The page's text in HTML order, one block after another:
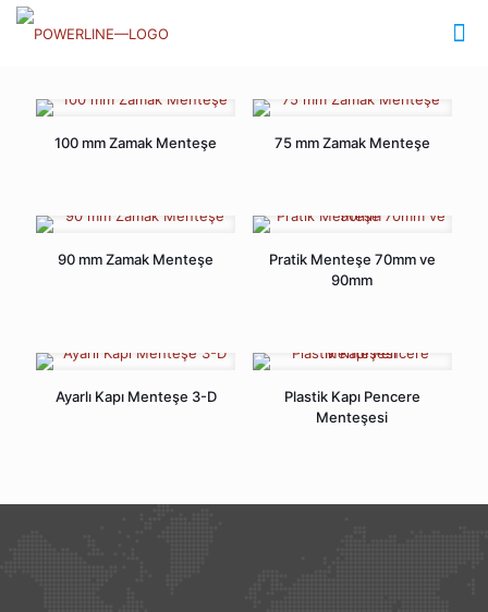
100 mm Zamak Menteşe 75 mm Zamak Menteşe
90 mm Zamak Menteşe
Pratik Menteşe 70mm ve
90mm
Ayarlı Kapı Menteşe 3-D
Plastik Kapı Pencere
Menteşesi